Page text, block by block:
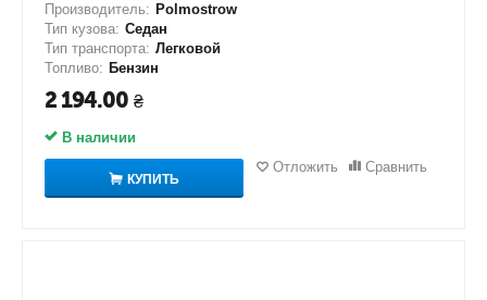
Производитель: Polmostrow
Тип кузова: Седан
Тип транспорта: Легковой
Топливо: Бензин
2 194.00 ₴
В наличии
КУПИТЬ
Отложить Сравнить